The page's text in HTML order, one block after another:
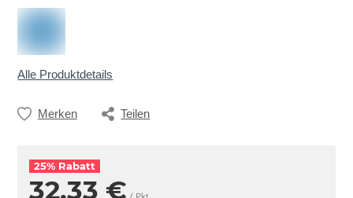
Alle Produktdetails
Merken Teilen
25% Rabatt
32,33 €